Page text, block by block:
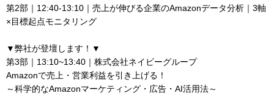
第2部｜12:40-13:10｜売上が伸びる企業のAmazonデータ分析｜3軸
×目標起点モニタリング
▼弊社が登壇します！▼
第3部｜13:10~13:40｜株式会社ネイビーグループ
Amazonで売上・営業利益を引き上げる！
～科学的なAmazonマーケティング・広告・AI活用法～